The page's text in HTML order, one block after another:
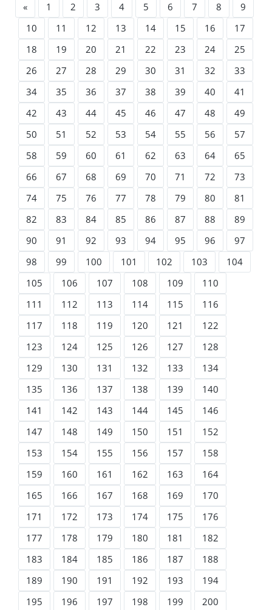
« 1 2 3 4 5 6 7 8
9
10
11 12 13 14 15 16
17
18
19 20 21 22 23 24
25
26
27 28 29 30 31 32
33
34
35 36 37 38 39 40
41
42
43 44 45 46 47 48
49
50
51 52 53 54 55 56
57
58
59 60 61 62 63 64
65
66
67 68 69 70 71 72
73
74
75 76 77 78 79 80
81
82
83 84 85 86 87 88
89
90
91 92 93 94 95 96
97
98
99 100 101 102 103
104
105
106 107 108 109
110
111
112 113 114 115
116
117
118 119 120 121
122
123
124 125 126 127
128
129
130 131 132 133
134
135
136 137 138 139
140
141
142 143 144 145
146
147
148 149 150 151
152
153
154 155 156 157
158
159
160 161 162 163
164
165
166 167 168 169
170
171
172 173 174 175
176
177
178 179 180 181
182
183
184 185 186 187
188
189
190 191 192 193
194
195
196 197 198 199
200